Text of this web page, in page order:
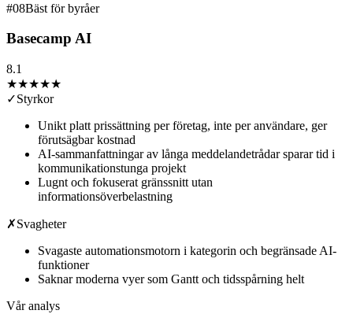
#08Bäst för byråer
Basecamp AI
8.1
★★★★★
✓Styrkor
Unikt platt prissättning per företag, inte per användare, ger
förutsägbar kostnad
AI-sammanfattningar av långa meddelandetrådar sparar tid i
kommunikationstunga projekt
Lugnt och fokuserat gränssnitt utan
informationsöverbelastning
✗Svagheter
Svagaste automationsmotorn i kategorin och begränsade AI-
funktioner
Saknar moderna vyer som Gantt och tidsspårning helt
Vår analys